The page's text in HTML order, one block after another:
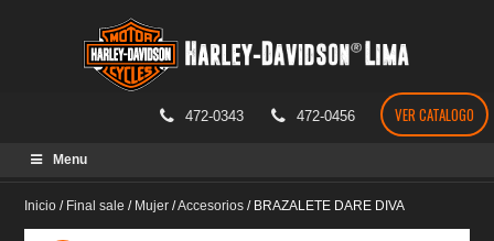
472-0343 472-0456 VER CATALOGO
Menu
Inicio / Final sale / Mujer /Accesorios / BRAZALETE DARE DIVA